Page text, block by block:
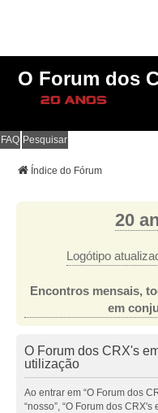
O Forum dos
FAQ Pesquisar
Índice do Fórum
20
Logótipo
Encontros mensais,
em
O Forum dos CRX's
utilização
Ao entrar em “O Forum dos
“nosso”, “O Forum dos CRX's